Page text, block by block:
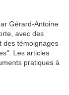
Gérard-Antoine
avec des
des témoignages
Les articles
pratiques à